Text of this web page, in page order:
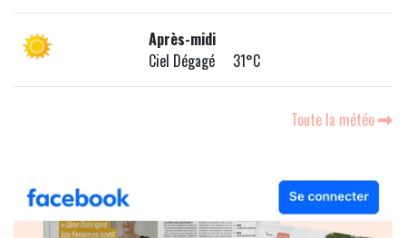
Après-midi
Ciel Dégagé 31°C
Toute la météo